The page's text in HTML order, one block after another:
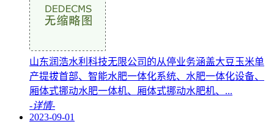
山东润浩水利科技无限公司的从停业务涵盖大豆玉米单
产提拔首部、智能水肥一体化系统、水肥一体化设备、
厢体式挪动水肥一体机、厢体式挪动水肥机、...
-详情-
2023-09-01